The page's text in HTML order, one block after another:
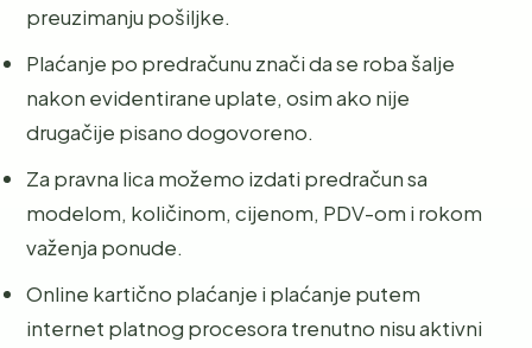
preuzimanju pošiljke.
Plaćanje po predračunu znači da se roba šalje
nakon evidentirane uplate, osim ako nije
drugačije pisano dogovoreno.
Za pravna lica možemo izdati predračun sa
modelom, količinom, cijenom, PDV-om i rokom
važenja ponude.
Online kartično plaćanje i plaćanje putem
internet platnog procesora trenutno nisu aktivni